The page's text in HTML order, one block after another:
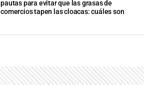
pautas para evitar que las grasas de
comercios tapen las cloacas: cuáles son